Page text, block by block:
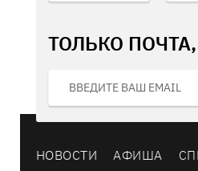
ТОЛЬКО
НОВОСТИ АФИША